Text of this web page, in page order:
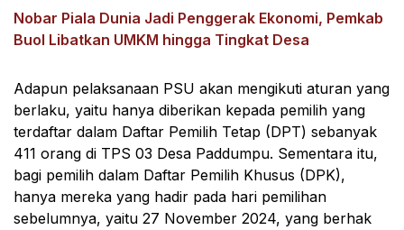
Nobar Piala Dunia Jadi Penggerak Ekonomi, Pemkab
Buol Libatkan UMKM hingga Tingkat Desa
Adapun pelaksanaan PSU akan mengikuti aturan yang
berlaku, yaitu hanya diberikan kepada pemilih yang
terdaftar dalam Daftar Pemilih Tetap (DPT) sebanyak
411 orang di TPS 03 Desa Paddumpu. Sementara itu,
bagi pemilih dalam Daftar Pemilih Khusus (DPK),
hanya mereka yang hadir pada hari pemilihan
sebelumnya, yaitu 27 November 2024, yang berhak